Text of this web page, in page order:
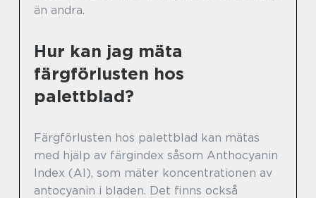
än andra.
Hur kan jag mäta
färgförlusten hos
palettblad?
Färgförlusten hos palettblad kan mätas
med hjälp av färgindex såsom Anthocyanin
Index (AI), som mäter koncentrationen av
antocyanin i bladen. Det finns också